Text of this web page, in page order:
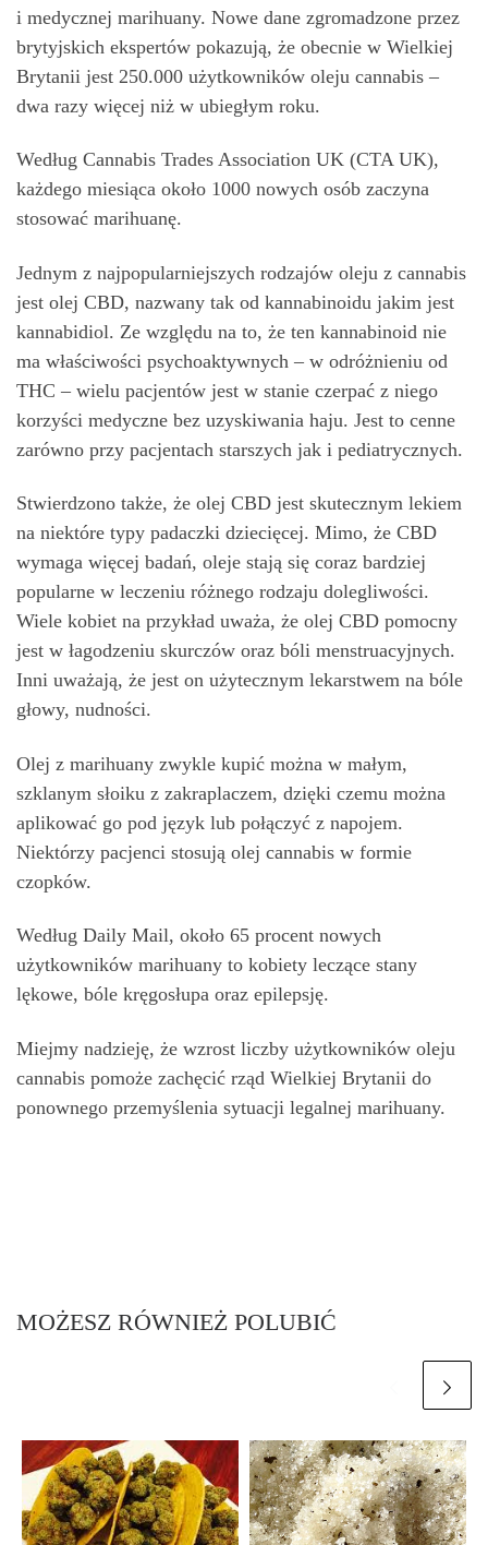
i medycznej marihuany. Nowe dane zgromadzone przez
brytyjskich ekspertów pokazują, że obecnie w Wielkiej
Brytanii jest 250.000 użytkowników oleju cannabis –
dwa razy więcej niż w ubiegłym roku.
Według Cannabis Trades Association UK (CTA UK),
każdego miesiąca około 1000 nowych osób zaczyna
stosować marihuanę.
Jednym z najpopularniejszych rodzajów oleju z cannabis
jest olej CBD, nazwany tak od kannabinoidu jakim jest
kannabidiol. Ze względu na to, że ten kannabinoid nie
ma właściwości psychoaktywnych – w odróżnieniu od
THC – wielu pacjentów jest w stanie czerpać z niego
korzyści medyczne bez uzyskiwania haju. Jest to cenne
zarówno przy pacjentach starszych jak i pediatrycznych.
Stwierdzono także, że olej CBD jest skutecznym lekiem
na niektóre typy padaczki dziecięcej. Mimo, że CBD
wymaga więcej badań, oleje stają się coraz bardziej
popularne w leczeniu różnego rodzaju dolegliwości.
Wiele kobiet na przykład uważa, że olej CBD pomocny
jest w łagodzeniu skurczów oraz bóli menstruacyjnych.
Inni uważają, że jest on użytecznym lekarstwem na bóle
głowy, nudności.
Olej z marihuany zwykle kupić można w małym,
szklanym słoiku z zakraplaczem, dzięki czemu można
aplikować go pod język lub połączyć z napojem.
Niektórzy pacjenci stosują olej cannabis w formie
czopków.
Według Daily Mail, około 65 procent nowych
użytkowników marihuany to kobiety leczące stany
lękowe, bóle kręgosłupa oraz epilepsję.
Miejmy nadzieję, że wzrost liczby użytkowników oleju
cannabis pomoże zachęcić rząd Wielkiej Brytanii do
ponownego przemyślenia sytuacji legalnej marihuany.
MOŻESZ RÓWNIEŻ POLUBIĆ